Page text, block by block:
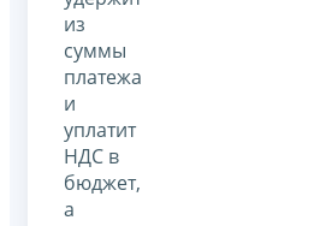
из
суммы
платежа
и
уплатит
НДС в
бюджет,
а